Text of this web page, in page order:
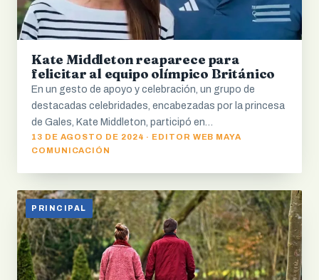
Kate Middleton reaparece para
felicitar al equipo olímpico Británico
En un gesto de apoyo y celebración, un grupo de
destacadas celebridades, encabezadas por la princesa
de Gales, Kate Middleton, participó en…
13 DE AGOSTO DE 2024 · EDITOR WEB MAYA
COMUNICACIÓN
PRINCIPAL